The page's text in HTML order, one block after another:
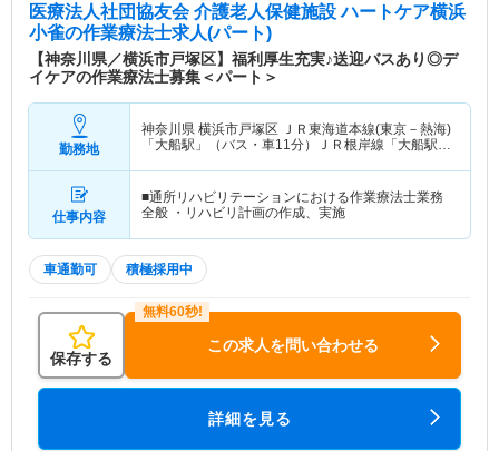
医療法人社団協友会 介護老人保健施設 ハートケア横浜
小雀の作業療法士求人(パート)
【神奈川県／横浜市戸塚区】福利厚生充実♪送迎バスあり◎デ
イケアの作業療法士募集＜パート＞
勤務地
神奈川県 横浜市戸塚区 ＪＲ東海道本線(東京－熱海)
「大船駅」（バス・車11分）ＪＲ根岸線「大船駅」
仕事内容
■通所リハビリテーションにおける作業療法士業務
全般 ・リハビリ計画の作成、実施
車通勤可 積極採用中
保存する
この求人を問い合わせる
詳細を見る